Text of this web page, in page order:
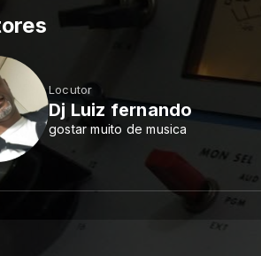
Locutor
Dj Luiz fernando
gostar muito de musica